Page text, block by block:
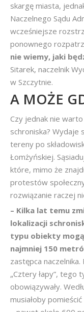
skargę miasta,
Naczelnego Sądu
wcześniejsze
ponownego
nie wiemy, jaki
Sitarek, naczelnik
w Szczytnie.
A MOŻE
Czy jednak nie
schroniska? Wydaje
tereny po
Łomżyńskiej.
które, mimo że
protestów
rozwiązanie raczej
– Kilka lat temu
lokalizacji
typu obiekty mogą
najmniej 150
zastępca
„Cztery łapy”, tego
obowiązywały.
musiałoby